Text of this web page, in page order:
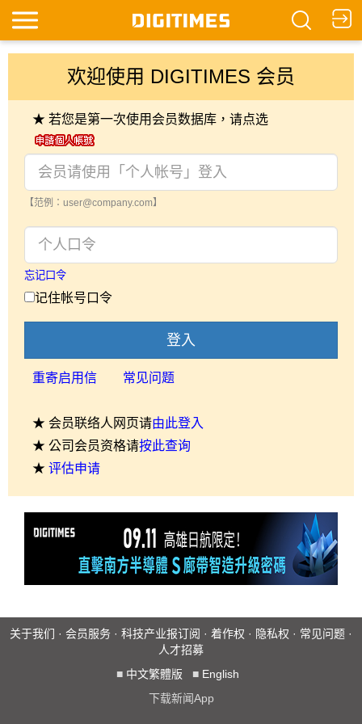
欢迎使用 DIGITIMES 会员
★ 若您是第一次使用会员数据库，请点选
【范例：user@company.com】
忘记口令
记住帐号口令
登入
重寄启用信 常见问题
★ 会员联络人网页请由此登入
★ 公司会员资格请按此查询
★ 评估申请
关于我们 · 会员服务 · 科技产业报订阅 · 着作权 · 隐私权 · 常见问题 ·
人才招募
■ 中文繁體版 ■ English
下载新闻App